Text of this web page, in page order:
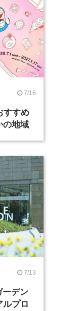
7/16
すすめ
の地域
7/13
ーデン
ルプロ